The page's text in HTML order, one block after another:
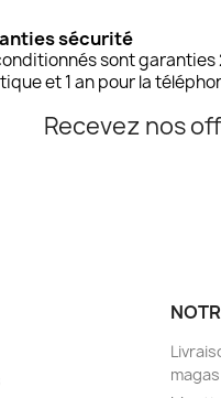
sécurité
sont garanties
et 1 an pour la
Recevez nos